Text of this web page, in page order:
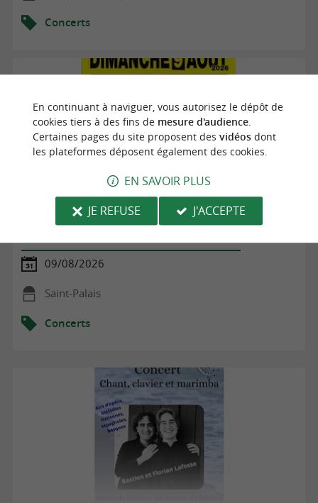
Concerts
Concert d'orgue
09/08/2026
Saint-Palais
Concerts
En continuant à naviguer, vous autorisez le dépôt de
cookies tiers à des fins de mesure d'audience.
Certaines pages du site proposent des vidéosdont
les plateformes déposent également des cookies.
EN SAVOIR PLUS
JE REFUSE
J'ACCEPTE